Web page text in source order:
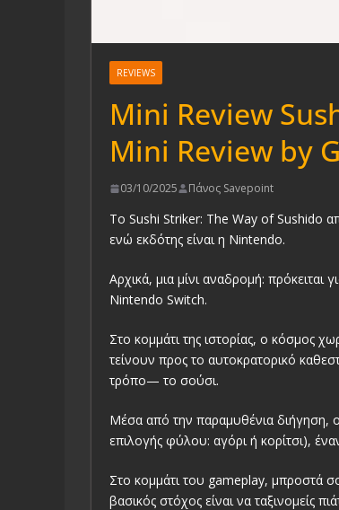
REVIEWS
Mini Review
Mini Review by
03/10/2025 Πάνος Savepoint
Το Sushi Striker: The Way of Sushido
ενώ εκδότης είναι η Nintendo.
Αρχικά, μια μίνι αναδρομή:
Nintendo Switch.
Στο κομμάτι της ιστορίας, ο κόσμος
τείνουν προς το αυτοκρατορικό
τρόπο— το σούσι.
Μέσα από την παραμυθένια διήγηση,
επιλογής φύλου: αγόρι ή κορίτσι),
Στο κομμάτι του gameplay, μπροστά
βασικός στόχος είναι να ταξινομείς